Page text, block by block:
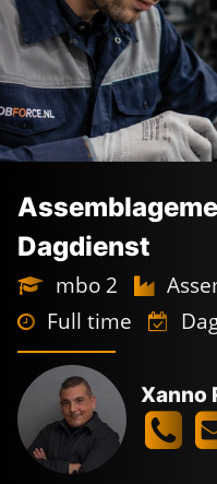
Dagdienst
mbo 2
Full time
Xanno